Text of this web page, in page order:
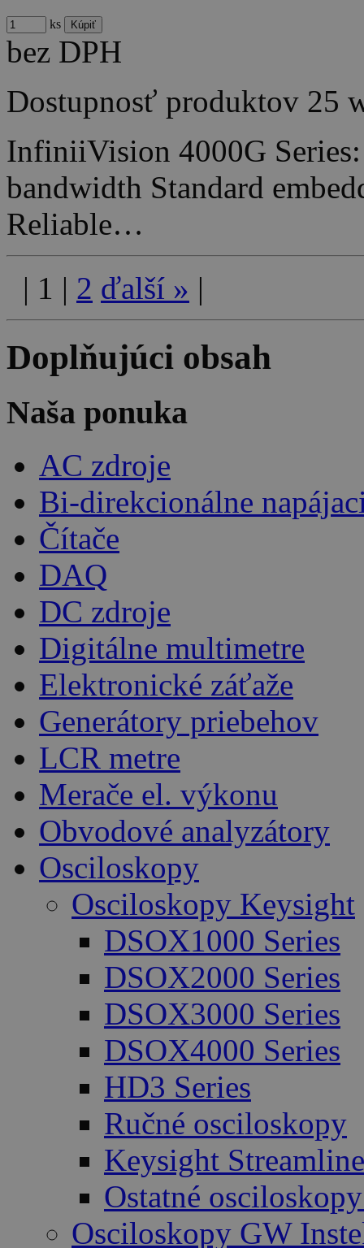
ks
bez DPH
Dostupnosť produktov 25
InfiniiVision 4000G
bandwidth Standard
Reliable…
| 1 | 2 ďalší » |
Doplňujúci obsah
Naša ponuka
AC zdroje
Bi-direkcionálne
Čítače
DAQ
DC zdroje
Digitálne multimetre
Elektronické záťaže
Generátory priebehov
LCR metre
Merače el. výkonu
Obvodové analyzátory
Osciloskopy
Osciloskopy Keysight
DSOX1000 Series
DSOX2000 Series
DSOX3000 Series
DSOX4000 Series
HD3 Series
Ručné osciloskopy
Keysight
Ostatné
Osciloskopy GW